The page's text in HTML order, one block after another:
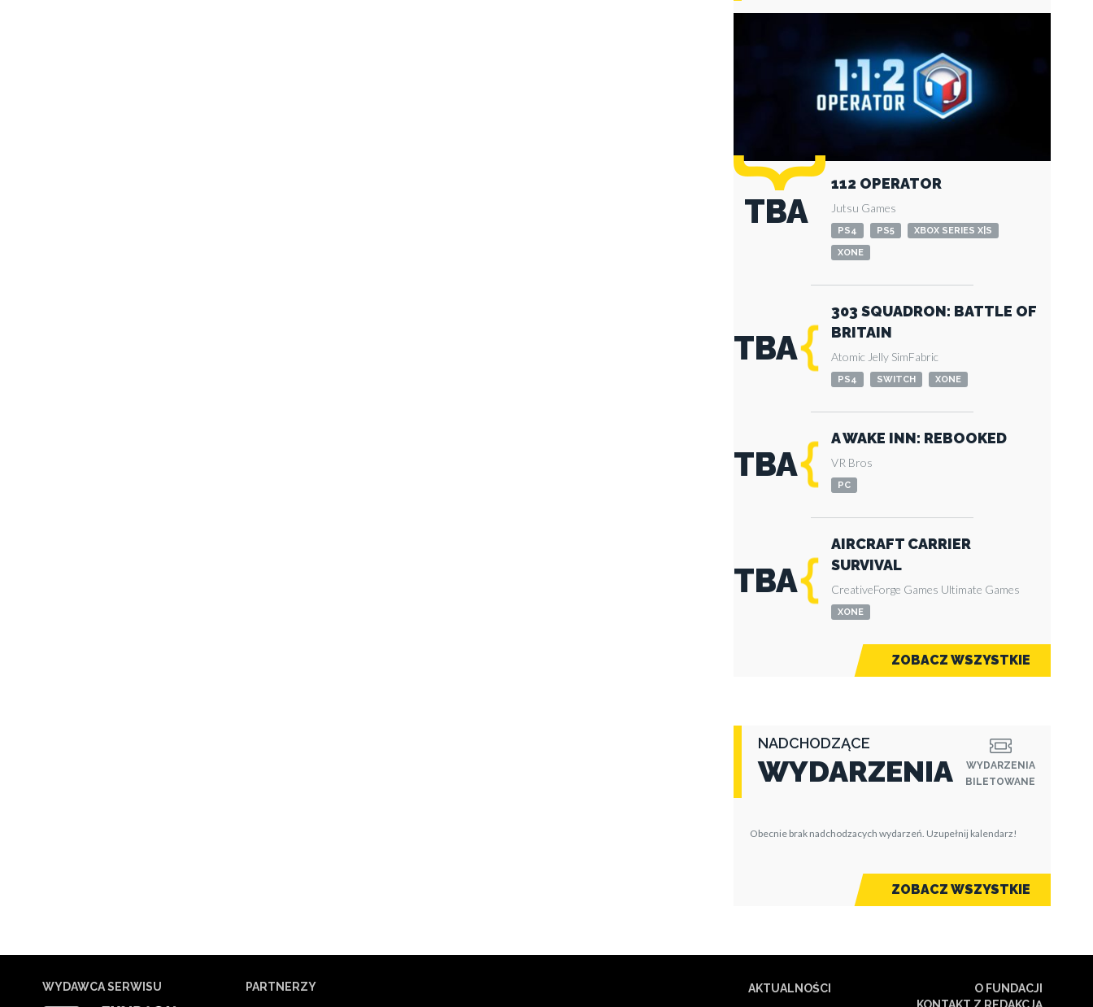
TBA
112 OPERATOR
Jutsu Games
PS4 PS5 XBOX SERIES X|S
XONE
TBA
303 SQUADRON: BATTLE OF
BRITAIN
Atomic Jelly SimFabric
PS4 SWITCH XONE
TBA
A WAKE INN: REBOOKED
VR Bros
PC
TBA
AIRCRAFT CARRIER
SURVIVAL
CreativeForge Games Ultimate Games
XONE
ZOBACZ WSZYSTKIE
NADCHODZĄCE
WYDARZENIA
WYDARZENIA
BILETOWANE
Obecnie brak nadchodzacych wydarzeń. Uzupełnij kalendarz!
ZOBACZ WSZYSTKIE
WYDAWCA SERWISU PARTNERZY AKTUALNOŚCI
O FUNDACJI